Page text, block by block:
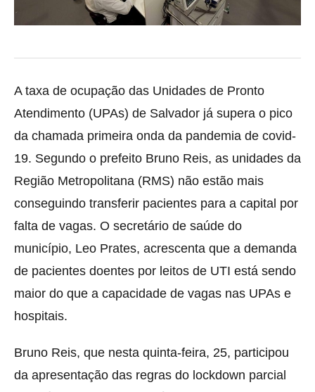
A taxa de ocupação das Unidades de Pronto
Atendimento (UPAs) de Salvador já supera o pico
da chamada primeira onda da pandemia de covid-
19. Segundo o prefeito Bruno Reis, as unidades da
Região Metropolitana (RMS) não estão mais
conseguindo transferir pacientes para a capital por
falta de vagas. O secretário de saúde do
município, Leo Prates, acrescenta que a demanda
de pacientes doentes por leitos de UTI está sendo
maior do que a capacidade de vagas nas UPAs e
hospitais.
Bruno Reis, que nesta quinta-feira, 25, participou
da apresentação das regras do lockdown parcial